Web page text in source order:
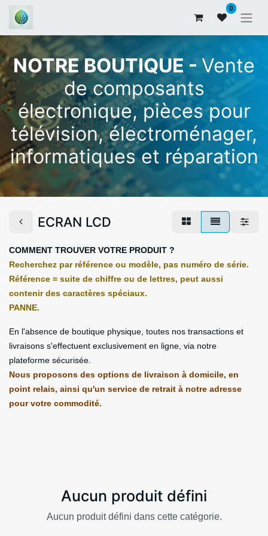
0
NOTRE BOUTIQUE -Vente
de composants
électronique, pièces pour
télévision, électroménager,
informatiques et réparation
ECRAN LCD
COMMENT TROUVER VOTRE PRODUIT ?
Recherchez par référence ou modèle, pas numéro de série.
Référence = suite de chiffre ou de lettres, peut aussi
contenir des caractères spéciaux.
PANNE.
En l'absence de boutique physique, toutes nos transactions et
livraisons s'effectuent exclusivement en ligne, via notre
plateforme sécurisée.
Nous proposons des options de livraison à domicile, en
point relais, ainsi qu'un service de retrait à notre adresse
pour votre commodité.
Aucun produit défini
Aucun produit défini dans cette catégorie.